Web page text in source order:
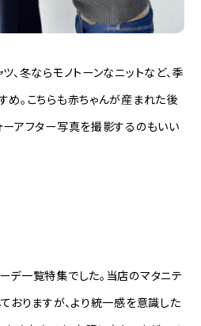
、冬ならモノトーンなニットなど、季
。こちらも赤ちゃんが産まれた後
アフター写真を撮影するのもいい
デ一覧特集でした。当店のマタニテ
おりますが、より統一感を意識した